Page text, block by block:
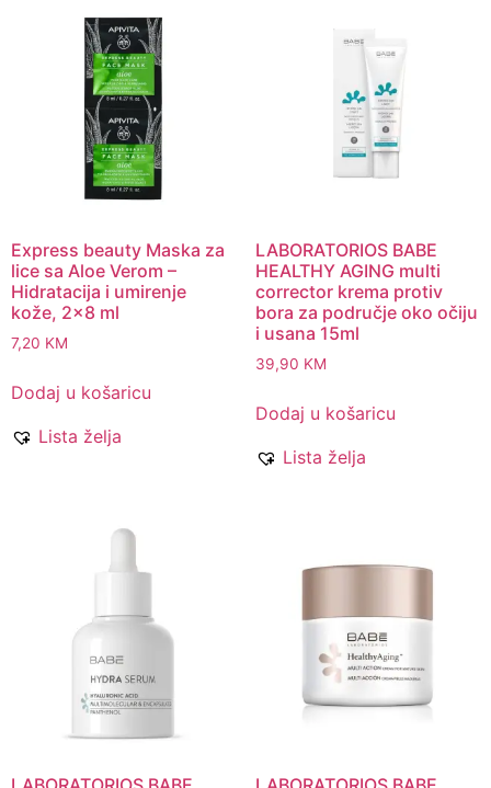
Express beauty Maska za
lice sa Aloe Verom –
Hidratacija i umirenje
kože, 2×8 ml
7,20 KM
Dodaj u košaricu
Lista želja
LABORATORIOS BABE
HEALTHY AGING multi
corrector krema protiv
bora za područje oko očiju
i usana 15ml
39,90 KM
Dodaj u košaricu
Lista želja